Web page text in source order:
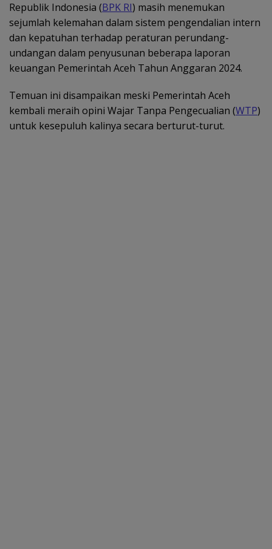
Republik Indonesia (BPK RI) masih menemukan
sejumlah kelemahan dalam sistem pengendalian intern
dan kepatuhan terhadap peraturan perundang-
undangan dalam penyusunan beberapa laporan
keuangan Pemerintah Aceh Tahun Anggaran 2024.
Temuan ini disampaikan meski Pemerintah Aceh
kembali meraih opini Wajar Tanpa Pengecualian (WTP)
untuk kesepuluh kalinya secara berturut-turut.